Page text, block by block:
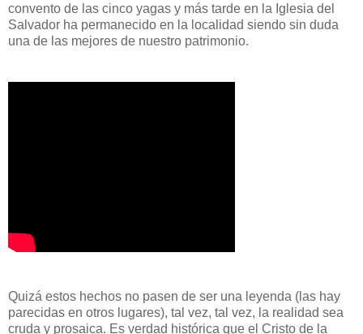
convento de las cinco yagas y más tarde en la Iglesia del
Salvador ha permanecido en la localidad siendo sin duda
una de las mejores de nuestro patrimonio.
Quizá estos hechos no pasen de ser una leyenda (las hay
parecidas en otros lugares), tal vez, tal vez, la realidad sea
cruda y prosaica. Es verdad histórica que el Cristo de la